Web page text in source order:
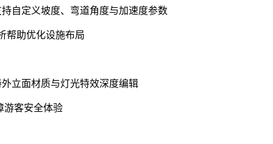
自定义坡度、弯道角度与加速度参数
帮助优化设施布局
立面材质与灯光特效深度编辑
游客安全体验